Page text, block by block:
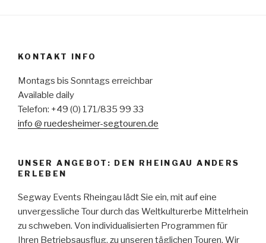
KONTAKT INFO
Montags bis Sonntags erreichbar
Available daily
Telefon: +49 (0) 171/835 99 33
info @ ruedesheimer-segtouren.de
UNSER ANGEBOT: DEN RHEINGAU ANDERS
ERLEBEN
Segway Events Rheingau lädt Sie ein, mit auf eine
unvergessliche Tour durch das Weltkulturerbe Mittelrhein
zu schweben. Von individualisierten Programmen für
Ihren Betriebsausflug, zu unseren täglichen Touren. Wir